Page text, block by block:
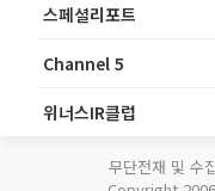
스페셜리포트
Channel 5
위너스IR클럽
무단전재 및 수